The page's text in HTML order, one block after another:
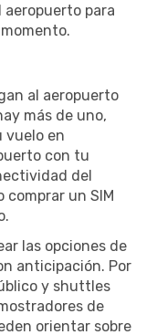
aeropuerto para
al aeropuerto
más de uno,
vuelo en
con tu
del
comprar un SIM
las opciones de
anticipación. Por
y shuttles
de
orientar sobre